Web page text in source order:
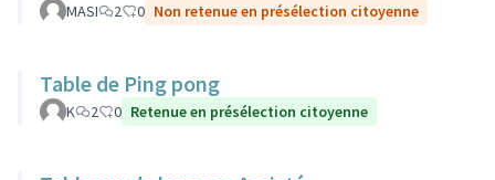
MASI 2 0 Non retenue en présélection citoyenne
Table de Ping pong
K 2 0 Retenue en présélection citoyenne